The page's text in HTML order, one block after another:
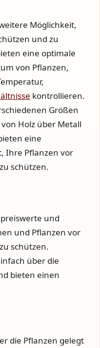
Möglichkeit,
und zu
eine optimale
von Pflanzen,
kontrollieren.
Größen
Holz über Metall
eine
Ihre Pflanzen vor
schützen.
und
und Pflanzen vor
schützen.
über die
bieten einen
die Pflanzen gelegt